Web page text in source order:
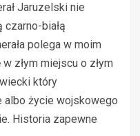
Jaruzelski nie
białą
polega w moim
złym miejscu o złym
który
albo życie wojskowego
Historia zapewne